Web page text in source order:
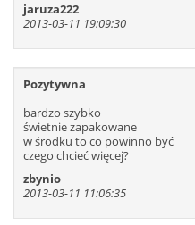
jaruza222
2013-03-11 19:09:30
Pozytywna
bardzo szybko
świetnie zapakowane
w środku to co powinno być
czego chcieć więcej?
zbynio
2013-03-11 11:06:35